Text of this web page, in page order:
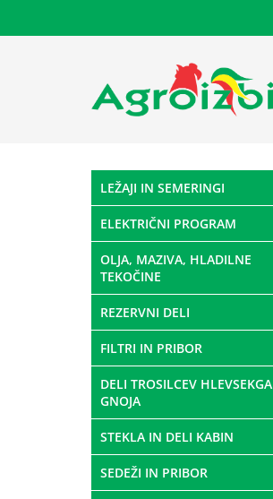
LEŽAJI IN SEMERINGI
ELEKTRIČNI PROGRAM
OLJA, MAZIVA, HLADILNE
TEKOČINE
REZERVNI DELI
FILTRI IN PRIBOR
DELI TROSILCEV HLEVSEKGA
GNOJA
STEKLA IN DELI KABIN
SEDEŽI IN PRIBOR